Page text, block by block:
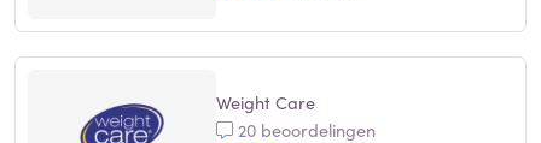
Weight Care
20 beoordelingen